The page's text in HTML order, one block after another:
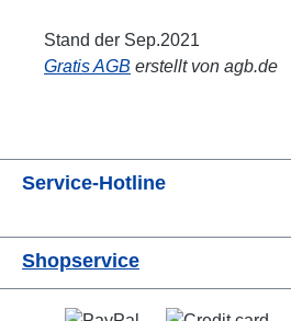
Stand der Sep.2021
Gratis AGB erstellt von agb.de
Service-Hotline
Shopservice